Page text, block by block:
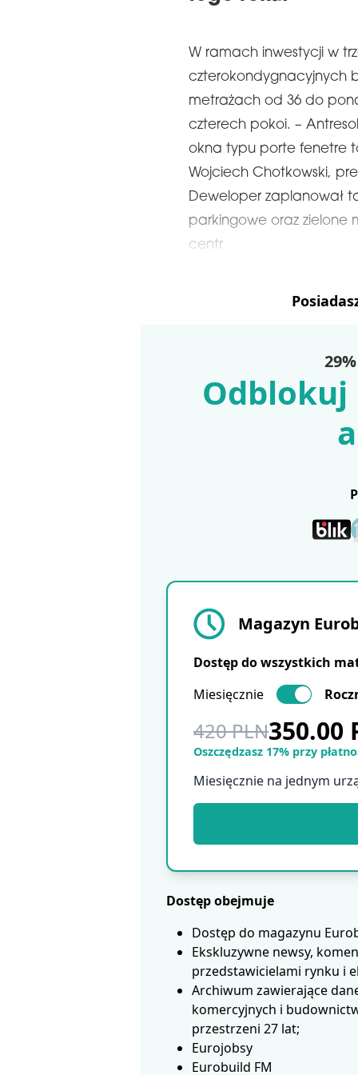
W ramach inwestycji w
czterokondygnacyjnych
metrażach od 36 do
czterech pokoi. –
okna typu porte fenetre
Wojciech Chotkowski,
Deweloper zaplanował
parkingowe oraz zielone
centr
Odblokuj
Magazyn
Dostęp do wszystkich
Miesięcznie
420 PLN350.00
Oszczędzasz 17% przy
Miesięcznie na jednym
Dostęp obejmuje
Dostęp do magazynu
Ekskluzywne newsy,
przedstawicielami rynku i
Archiwum zawierające
komercyjnych i
przestrzeni 27 lat;
Eurojobsy
Eurobuild FM